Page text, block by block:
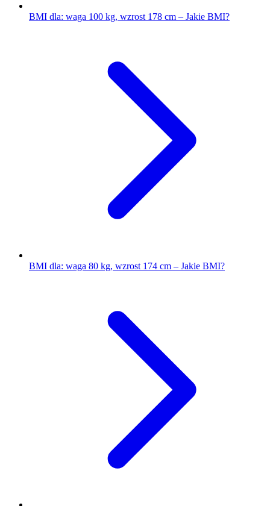
BMI dla: waga 100 kg, wzrost 178 cm – Jakie BMI?
BMI dla: waga 80 kg, wzrost 174 cm – Jakie BMI?